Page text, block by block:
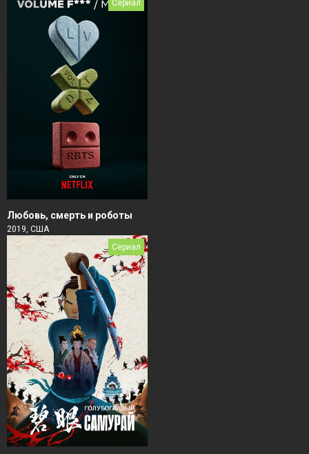
Сериал
Любовь, смерть и роботы
2019, США
Сериал